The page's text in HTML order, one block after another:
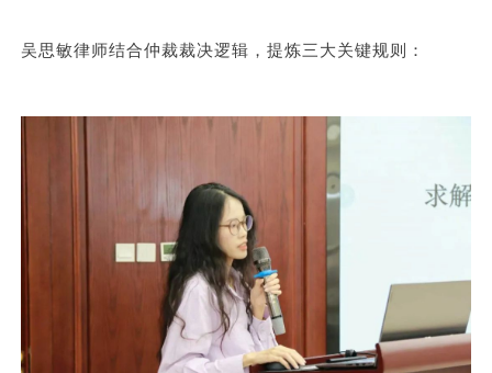
吴思敏律师结合仲裁裁决逻辑，提炼三大关键规则：